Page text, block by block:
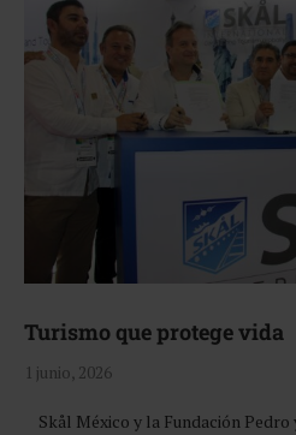
Turismo que protege vida
1 junio, 2026
Skål México y la Fundación Pedro